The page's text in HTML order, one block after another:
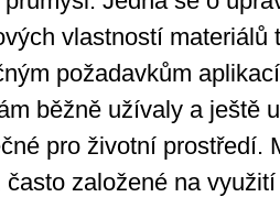
vlastností materiálů
požadavkům
běžně užívaly a ještě
pro životní prostředí.
často založené na